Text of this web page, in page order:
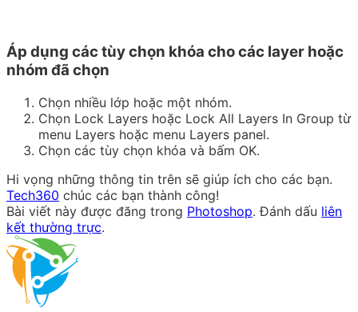
Áp dụng các tùy chọn khóa cho các layer hoặc
nhóm đã chọn
Chọn nhiều lớp hoặc một nhóm.
Chọn Lock Layers hoặc Lock All Layers In Group từ
menu Layers hoặc menu Layers panel.
Chọn các tùy chọn khóa và bấm OK.
Hi vọng những thông tin trên sẽ giúp ích cho các bạn.
Tech360 chúc các bạn thành công!
Bài viết này được đăng trong Photoshop. Đánh dấu liên
kết thường trực.